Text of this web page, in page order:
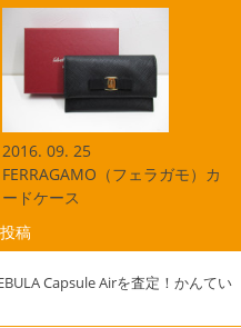
2016. 09. 25
FERRAGAMO（フェラガモ）カ
ードケース
稿
Capsule Airを査定！かんてい